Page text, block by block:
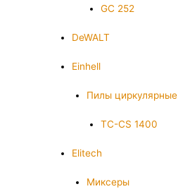
GC 252
DeWALT
Einhell
Пилы циркулярные
TC-CS 1400
Elitech
Миксеры